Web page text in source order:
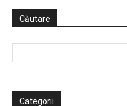
Căutare
Categorii